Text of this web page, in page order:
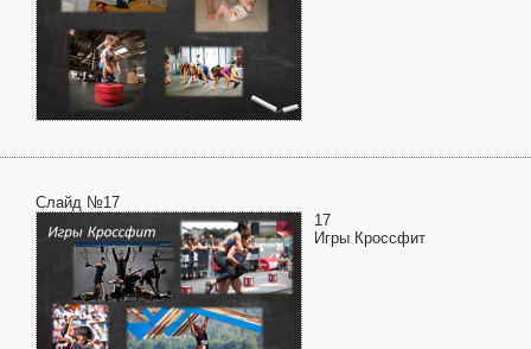
Слайд №17
17
Игры Кроссфит